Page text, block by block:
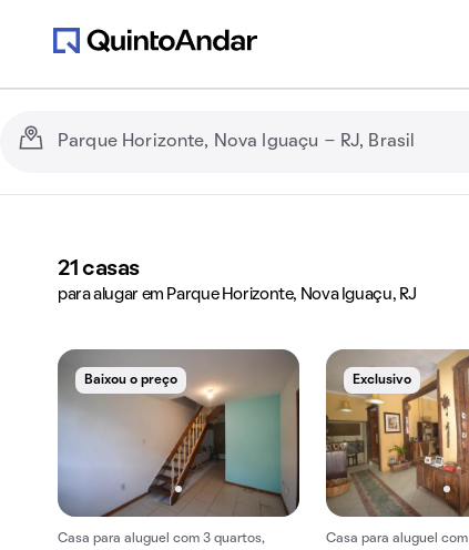
21 casas
para alugar em Parque Horizonte, Nova Iguaçu, RJ
Baixou o preço
Casa para aluguel com 3 quartos,
Exclusivo
Casa para aluguel